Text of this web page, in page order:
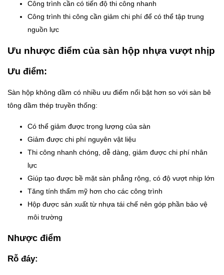
Công trình cần có tiến độ thi công nhanh
Công trình thi công cần giảm chi phí để có thể tập trung
nguồn lực
Ưu nhược điểm của sàn hộp nhựa vượt nhịp
Ưu điểm:
Sàn hộp không dầm có nhiều ưu điểm nổi bật hơn so với sàn bê
tông dầm thép truyền thống:
Có thể giảm được trọng lượng của sàn
Giảm được chi phí nguyên vật liệu
Thi công nhanh chóng, dễ dàng, giảm được chi phí nhân
lực
Giúp tạo được bề mặt sàn phẳng rộng, có độ vượt nhịp lớn
Tăng tính thẩm mỹ hơn cho các công trình
Hộp được sản xuất từ nhựa tái chế nên góp phần bảo vệ
môi trường
Nhược điểm
Rỗ đáy: